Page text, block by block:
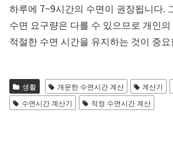
하루에 7~9시간의 수면이 권장됩니다.
수면 요구량은 다를 수 있으므로 개인
적절한 수면 시간을 유지하는 것이 중
생활 개운한 수면시간 계산 계산기
수면시간 계산기
적정 수면시간 계산